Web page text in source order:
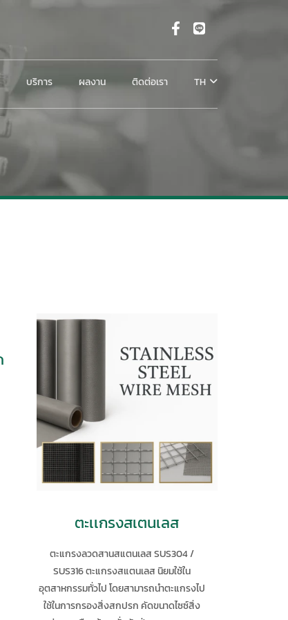
บริการ ผลงาน ติดต่อเรา TH
ตะเเกรงสเตนเลส
ตะแกรงลวดสานสแตนเลส SUS304 /
SUS316 ตะแกรงสแตนเลส นิยมใช้ใน
อุตสาหกรรมทั่วไป โดยสามารถนำตะแกรงไป
ใช้ในการกรองสิ่งสกปรก คัดขนาดไซซ์สิ่ง